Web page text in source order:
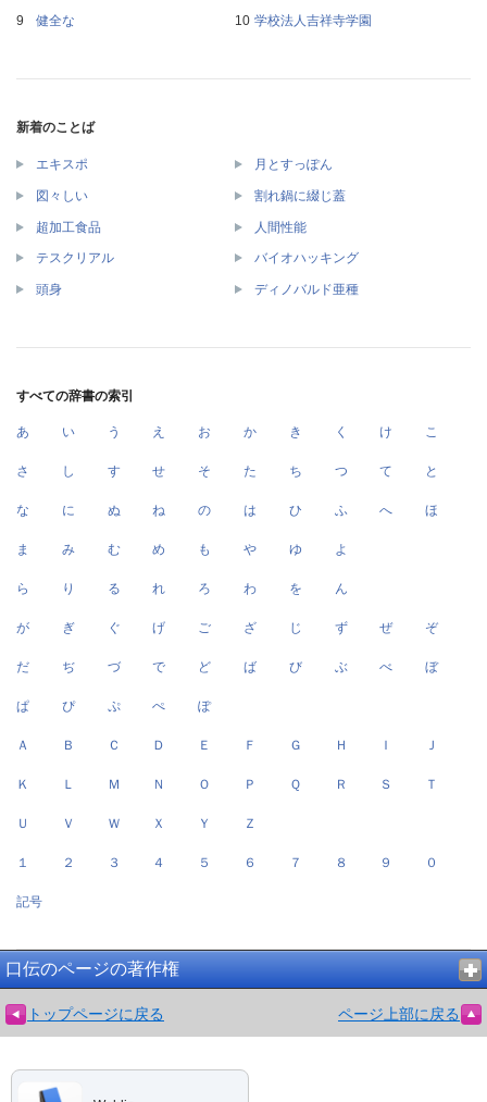
健全な
学校法人吉祥寺学園
新着のことば
エキスポ 月とすっぽん
図々しい 割れ鍋に綴じ蓋
超加工食品 人間性能
テスクリアル バイオハッキング
頭身 ディノバルド亜種
すべての辞書の索引
あ い う え お か き く け こ
さ し す せ そ た ち つ て と
な に ぬ ね の は ひ ふ へ ほ
ま み む め も や ゆ よ
ら り る れ ろ わ を ん
が ぎ ぐ げ ご ざ じ ず ぜ ぞ
だ ぢ づ で ど ば び ぶ べ ぼ
ぱ ぴ ぷ ぺ ぽ
Ａ Ｂ Ｃ Ｄ Ｅ Ｆ Ｇ Ｈ Ｉ Ｊ
Ｋ Ｌ Ｍ Ｎ Ｏ Ｐ Ｑ Ｒ Ｓ Ｔ
Ｕ Ｖ Ｗ Ｘ Ｙ Ｚ
１ ２ ３ ４ ５ ６ ７ ８ ９ ０
記号
口伝のページの著作権
トップページに戻る ページ上部に戻る